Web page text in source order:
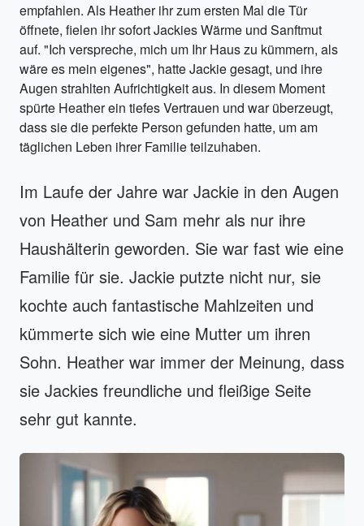
empfahlen. Als Heather ihr zum ersten Mal die Tür
öffnete, fielen ihr sofort Jackies Wärme und Sanftmut
auf. "Ich verspreche, mich um Ihr Haus zu kümmern, als
wäre es mein eigenes", hatte Jackie gesagt, und ihre
Augen strahlten Aufrichtigkeit aus. In diesem Moment
spürte Heather ein tiefes Vertrauen und war überzeugt,
dass sie die perfekte Person gefunden hatte, um am
täglichen Leben ihrer Familie teilzuhaben.
Im Laufe der Jahre war Jackie in den Augen
von Heather und Sam mehr als nur ihre
Haushälterin geworden. Sie war fast wie eine
Familie für sie. Jackie putzte nicht nur, sie
kochte auch fantastische Mahlzeiten und
kümmerte sich wie eine Mutter um ihren
Sohn. Heather war immer der Meinung, dass
sie Jackies freundliche und fleißige Seite
sehr gut kannte.